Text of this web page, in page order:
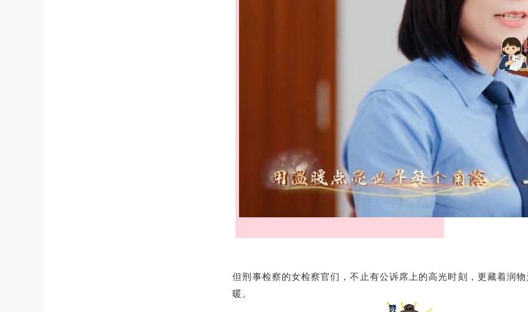
但刑事检察的女检察官们，不止有公诉席上的高光时刻，更藏着润
暖。